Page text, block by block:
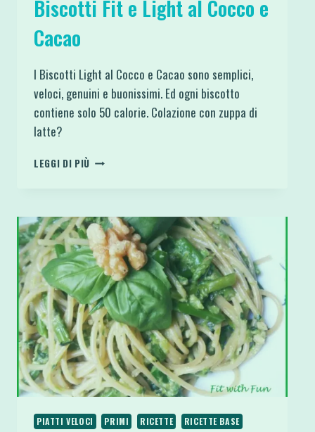
Biscotti Fit e Light al Cocco e
Cacao
I Biscotti Light al Cocco e Cacao sono semplici,
veloci, genuini e buonissimi. Ed ogni biscotto
contiene solo 50 calorie. Colazione con zuppa di
latte?
LEGGI DI PIÙ BISCOTTI
AL
COCCO
E
CACAO
PIATTI VELOCI PRIMI RICETTE
RICETTE BASE